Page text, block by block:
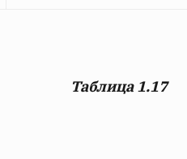
Таблица 1.17